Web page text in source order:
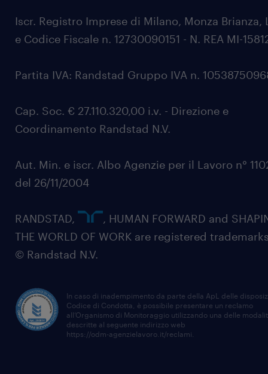
Iscr. Registro Imprese di Milano, Monza Brianza,
e Codice Fiscale n. 12730090151 - N. REA MI-
Partita IVA: Randstad Gruppo IVA n.
Cap. Soc. € 27.110.320,00 i.v. - Direzione e
Coordinamento Randstad N.V.
Aut. Min. e iscr. Albo Agenzie per il Lavoro n°
del 26/11/2004
RANDSTAD,
, HUMAN FORWARD and
THE WORLD OF WORK are registered
© Randstad N.V.
In caso di inadempimento da parte della ApL delle
Codice di Condotta, è possibile presentare un reclamo
all’Organismo di Monitoraggio utilizzando una delle
descritte al seguente indirizzo web
https://odm-agenzielavoro.it/reclami